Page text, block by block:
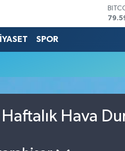
SPOR
Haftalık Hava